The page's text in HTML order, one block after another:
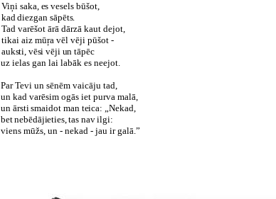
Viņi saka, es vesels būšot,
kad diezgan sāpēts.
Tad varēšot ārā dārzā kaut dejot,
tikai aiz mūŗa vēl vēji pūšot -
auksti, vēsi vēji un tāpēc
uz ielas gan lai labāk es neejot.
Par Tevi un sēnēm vaicāju tad,
un kad varēsim ogās iet purva malā,
un ārsti smaidot man teica: „Nekad,
bet nebēdājieties, tas nav ilgi:
viens mūžs, un - nekad - jau ir galā.”